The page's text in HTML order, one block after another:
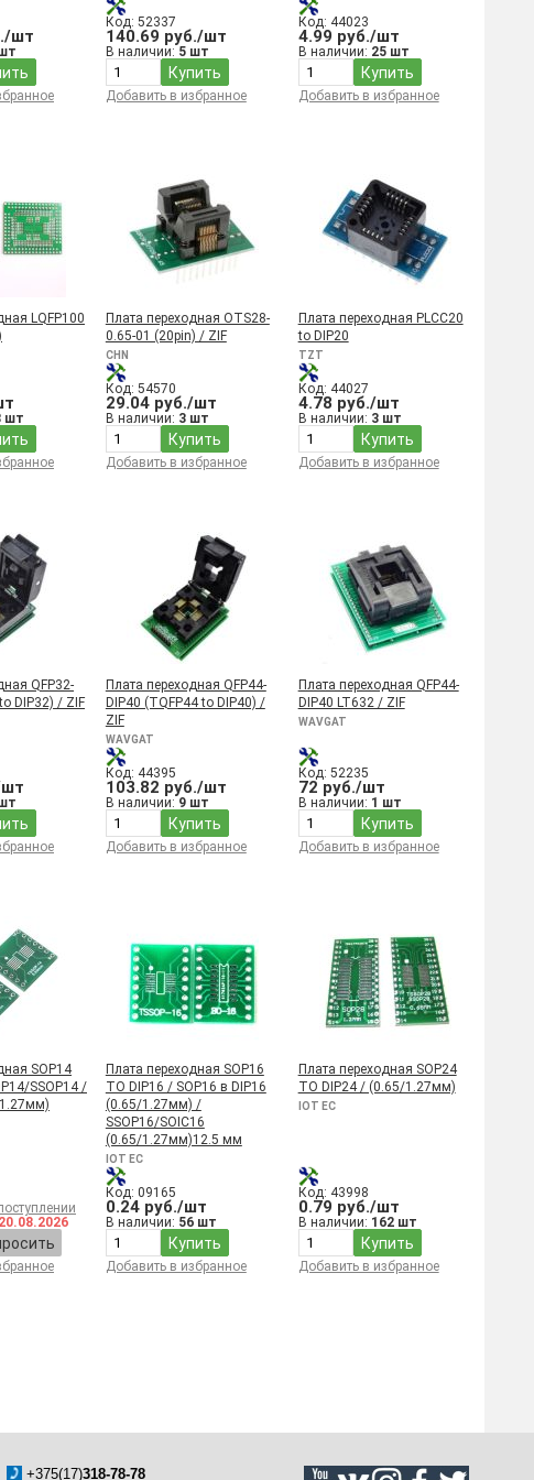
шт
Код: 52337
140.69 руб./шт
В наличии: 5 шт
Купить
Добавить в избранное
Код: 44023
4.99 руб./шт
В наличии: 25 шт
Купить
Добавить в избранное
LQFP100
шт
Плата переходная OTS28-
0.65-01 (20pin) / ZIF
CHN
Код: 54570
29.04 руб./шт
В наличии: 3 шт
Купить
Добавить в избранное
Плата переходная PLCC20
to DIP20
TZT
Код: 44027
4.78 руб./шт
В наличии: 3 шт
Купить
Добавить в избранное
QFP32-
DIP32) / ZIF
Плата переходная QFP44-
DIP40 (TQFP44 to DIP40) /
ZIF
WAVGAT
Код: 44395
103.82 руб./шт
В наличии: 9 шт
Купить
Добавить в избранное
Плата переходная QFP44-
DIP40 LT632 / ZIF
WAVGAT
Код: 52235
72 руб./шт
В наличии: 1 шт
Купить
Добавить в избранное
SOP14
SSOP14 /
Плата переходная SOP16
TO DIP16 / SOP16 в DIP16
(0.65/1.27мм) /
SSOP16/SOIC16
(0.65/1.27мм)12.5 мм
IOT EC
Код: 09165
0.24 руб./шт
В наличии: 56 шт
Купить
Добавить в избранное
Плата переходная SOP24
TO DIP24 / (0.65/1.27мм)
IOT EC
Код: 43998
0.79 руб./шт
В наличии: 162 шт
Купить
Добавить в избранное
+375(17)318-78-78